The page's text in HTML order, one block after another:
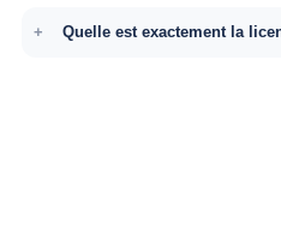
Quelle est exactement la